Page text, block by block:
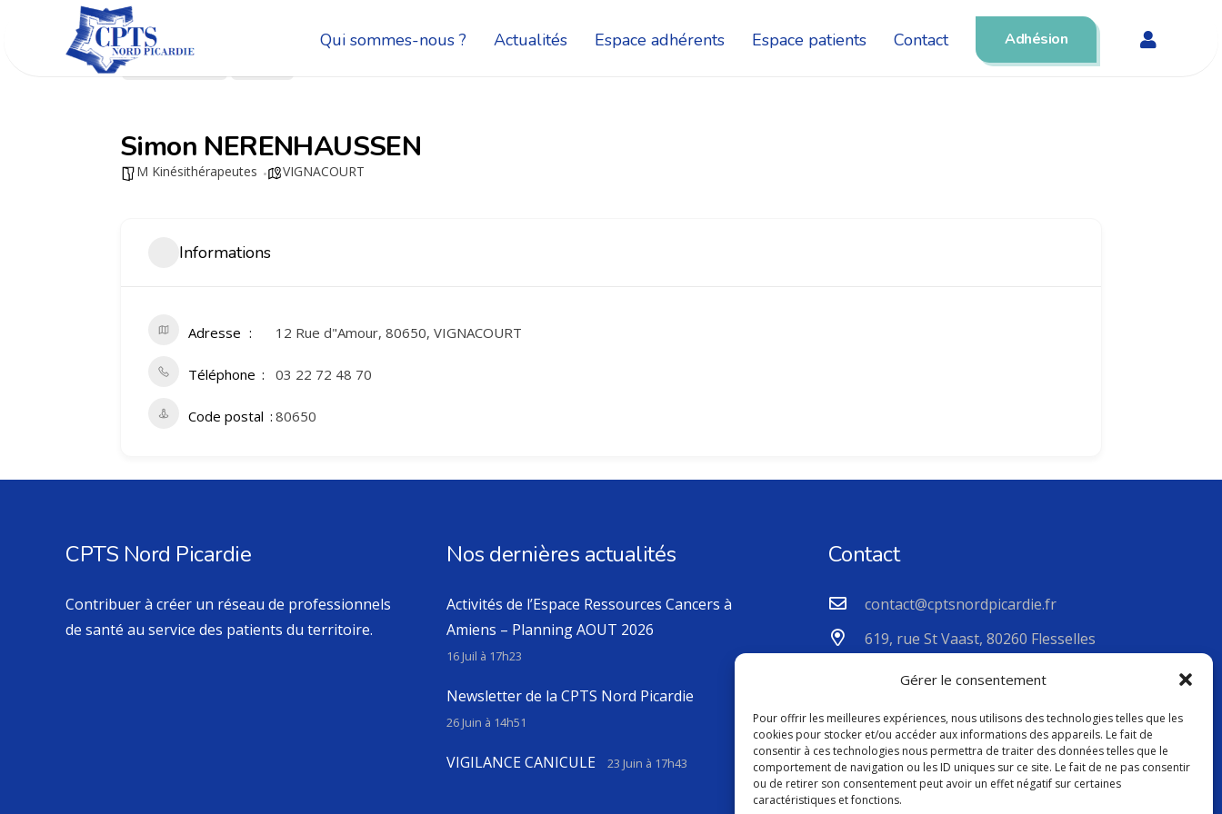
Gérer le consentement
Pour offrir les meilleures expériences, nous utilisons des technologies telles que les
cookies pour stocker et/ou accéder aux informations des appareils. Le fait de
consentir à ces technologies nous permettra de traiter des données telles que le
comportement de navigation ou les ID uniques sur ce site. Le fait de ne pas consentir
ou de retirer son consentement peut avoir un effet négatif sur certaines
caractéristiques et fonctions.
Qui sommes-nous ? Actualités Espace adhérents Espace patients Contact Adhésion
Simon NERENHAUSSEN
M Kinésithérapeutes VIGNACOURT
Informations
Adresse 12 Rue d"Amour, 80650, VIGNACOURT
Téléphone 03 22 72 48 70
Code postal 80650
CPTS Nord Picardie
Contribuer à créer un réseau de professionnels
de santé au service des patients du territoire.
Nos dernières actualités
Activités de l’Espace Ressources Cancers à
Amiens – Planning AOUT 2026
16 Juil à 17h23
Newsletter de la CPTS Nord Picardie
26 Juin à 14h51
VIGILANCE CANICULE 23 Juin à 17h43
Contact
contact@cptsnordpicardie.fr
619, rue St Vaast, 80260 Flesselles